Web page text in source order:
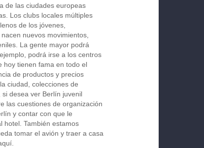
de las ciudades europeas
Los clubs locales múltiples
de los jóvenes,
nuevos movimientos,
La gente mayor podrá
podrá irse a los centros
hoy tienen fama en todo el
de productos y precios
ciudad, colecciones de
desea ver Berlín juvenil
las cuestiones de organización
y contar con que le
hotel. También estamos
tomar el avión y traer a casa